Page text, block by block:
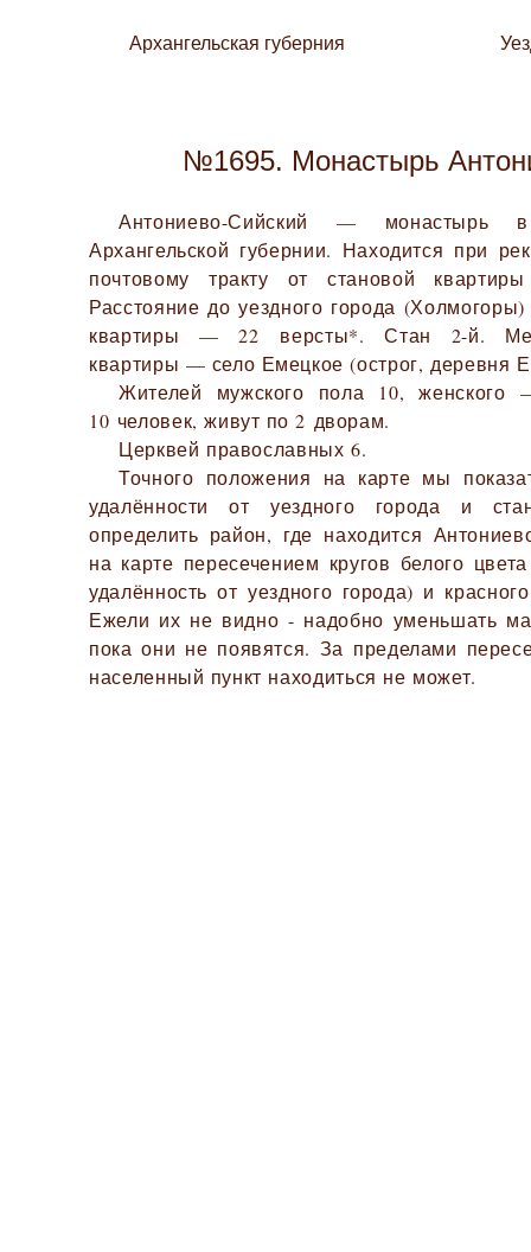
Архангельская губерния
№1695. Монастырь
Антониево-Сийский — монастырь
Архангельской губернии. Находится при
почтовому тракту от становой
Расстояние до уездного города
квартиры — 22 версты*. Стан 2-й.
квартиры — село Емецкое (острог, деревня
Жителей мужского пола 10, женского
10 человек, живут по 2 дворам.
Церквей православных 6.
Точного положения на карте мы
удалённости от уездного города и
определить район, где находится
на карте пересечением кругов белого
удалённость от уездного города) и
Ежели их не видно - надобно уменьшать
пока они не появятся. За пределами
населенный пункт находиться не может.